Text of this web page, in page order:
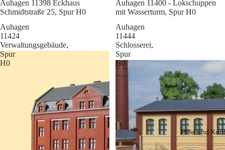
Hilfe und
Sale
Auhagen 11398 Eckhaus
Schmidtstraße 25, Spur H0
Sale
Auhagen 11400 - Lokschuppen
mit Wasserturm, Spur H0
Auhagen
11424
Verwaltungsgebäude,
Spur
H0
Auhagen
11444
Schlosserei,
Spur
H0